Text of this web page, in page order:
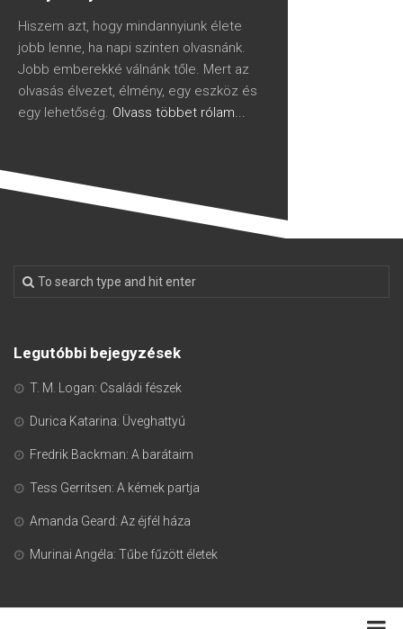
Hiszem azt, hogy mindannyiunk élete
jobb lenne, ha napi szinten olvasnánk.
Jobb emberekké válnánk tőle. Mert az
olvasás élvezet, élmény, egy eszköz és
egy lehetőség. Olvass többet rólam...
Legutóbbi bejegyzések
T. M. Logan: Családi fészek
Durica Katarina: Üveghattyú
Fredrik Backman: A barátaim
Tess Gerritsen: A kémek partja
Amanda Geard: Az éjfél háza
Murinai Angéla: Tűbe fűzött életek